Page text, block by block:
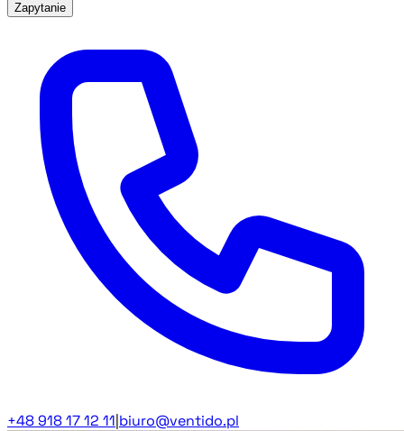
Zapytanie
+48 918 17 12 11 biuro@ventido.pl